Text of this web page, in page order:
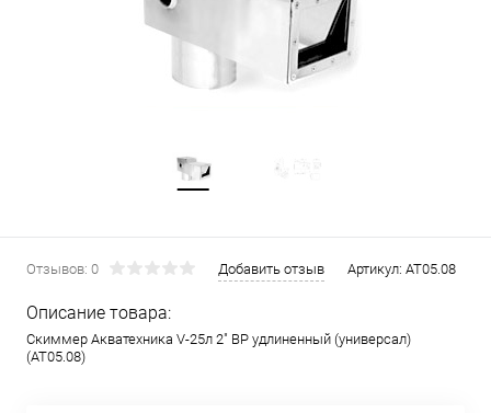
Отзывов: 0 Добавить отзыв Артикул: AT05.08
Описание товара:
Скиммер Акватехника V-25л 2" ВР удлиненный (универсал)
(AT05.08)